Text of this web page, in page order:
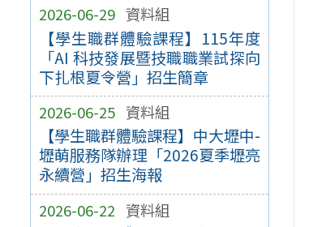
2026-06-29 資料組
【學生職群體驗課程】115年度
「AI 科技發展暨技職職業試探向
下扎根夏令營」招生簡章
2026-06-25 資料組
【學生職群體驗課程】中大壢中-
壢萌服務隊辦理「2026夏季壢亮
永續營」招生海報
2026-06-22 資料組